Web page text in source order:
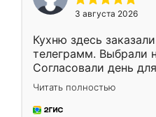
3 августа 2026
Кухню здесь
телеграмм. Выбрали
Согласовали день
недели кухня была
довольны работой.
мебель за
Читать полностью